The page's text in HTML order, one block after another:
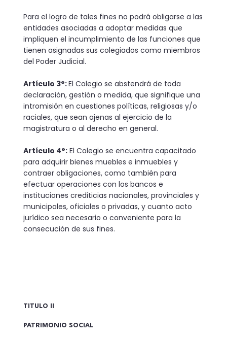
Para el logro de tales fines no podrá obligarse a las
entidades asociadas a adoptar medidas que
impliquen el incumplimiento de las funciones que
tienen asignadas sus colegiados como miembros
del Poder Judicial.
Artículo 3°:El Colegio se abstendrá de toda
declaración, gestión o medida, que signifique una
intromisión en cuestiones políticas, religiosas y/o
raciales, que sean ajenas al ejercicio de la
magistratura o al derecho en general.
Artículo 4°:El Colegio se encuentra capacitado
para adquirir bienes muebles e inmuebles y
contraer obligaciones, como también para
efectuar operaciones con los bancos e
instituciones crediticias nacionales, provinciales y
municipales, oficiales o privadas, y cuanto acto
jurídico sea necesario o conveniente para la
consecución de sus fines.
TITULO II
PATRIMONIO SOCIAL